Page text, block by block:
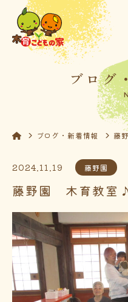
ブログ
ブログ・新着情報 藤
2024.11.19 藤野園
藤野園 木育教室♪